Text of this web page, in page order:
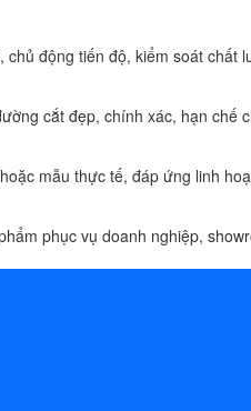
động tiến độ, kiểm soát chất
cắt đẹp, chính xác, hạn
mẫu thực tế, đáp ứng linh
phục vụ doanh nghiệp,